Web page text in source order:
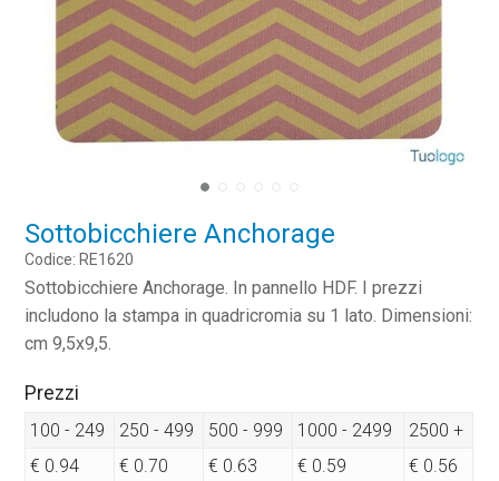
Sottobicchiere Anchorage
Codice: RE1620
Sottobicchiere Anchorage. In pannello HDF. I prezzi
includono la stampa in quadricromia su 1 lato. Dimensioni:
cm 9,5x9,5.
Prezzi
100 - 249 250 - 499 500 - 999 1000 - 2499
2500 +
€ 0.94
€ 0.70 € 0.63 € 0.59 € 0.56